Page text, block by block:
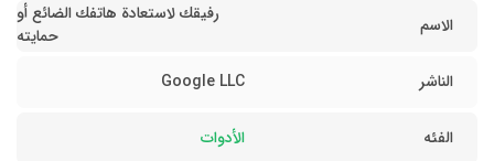
الاسم
رفيقك لاستعادة هاتفك الضائع أو
حمايته
الناشر
Google LLC
الفئه الأدوات